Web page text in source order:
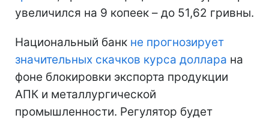
увеличился на 9 копеек – до 51,62 гривны.
Национальный банк не прогнозирует
значительных скачков курса доллара на
фоне блокировки экспорта продукции
АПК и металлургической
промышленности. Регулятор будет